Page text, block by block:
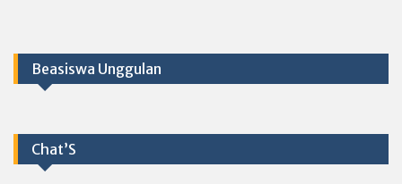
Beasiswa Unggulan
Chat’S